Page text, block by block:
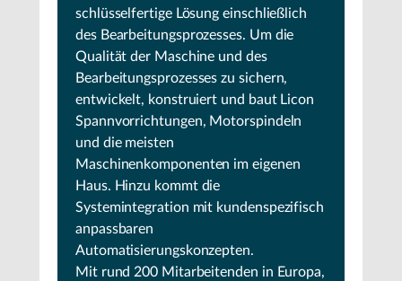
schlüsselfertige Lösung einschließlich
des Bearbeitungsprozesses. Um die
Qualität der Maschine und des
Bearbeitungsprozesses zu sichern,
entwickelt, konstruiert und baut Licon
Spannvorrichtungen, Motorspindeln
und die meisten
Maschinenkomponenten im eigenen
Haus. Hinzu kommt die
Systemintegration mit kundenspezifisch
anpassbaren
Automatisierungskonzepten.
Mit rund 200 Mitarbeitenden in Europa,